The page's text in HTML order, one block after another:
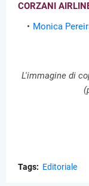
CORZANI
Monica
L'immagine di
Tags: Editoriale